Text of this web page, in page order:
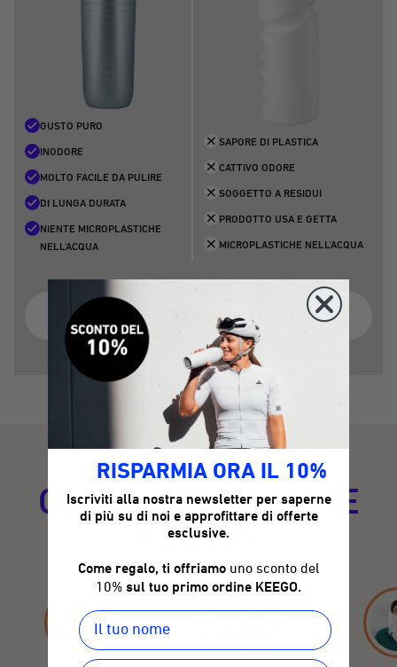
GUSTO PURO
INODORE
MOLTO FACILE DA PULIRE
DI LUNGA DURATA
NIENTE MICROPLASTICHE
NELL'ACQUA
SAPORE DI PLASTICA
CATTIVO ODORE
SOGGETTO A RESIDUI
PRODOTTO USA E GETTA
MICROPLASTICHE NELL'ACQUA
Il problema delle bottiglie di plastica
COSA
CONTRADDISTINGUE
KEEGO?
RISPARMIA ORA IL 10%
Iscriviti alla nostra newsletter per saperne
di più su di noi e approfittare di offerte
esclusive.
Come regalo, ti offriamo uno sconto del
10% sul tuo primo ordine KEEGO.